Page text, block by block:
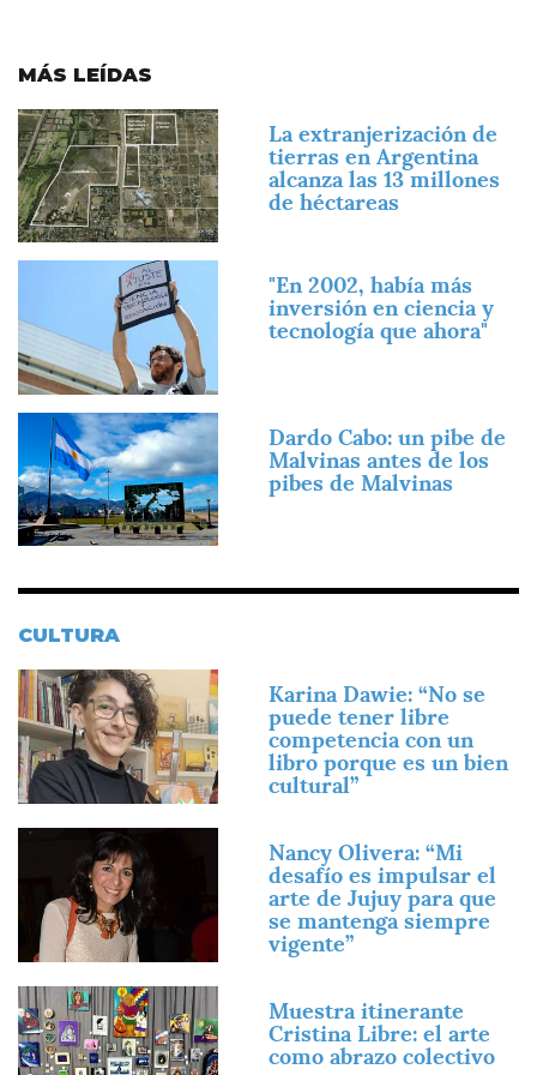
MÁS LEÍDAS
Imagen
La extranjerización de
tierras en Argentina
alcanza las 13 millones
de héctareas
"En 2002, había más
inversión en ciencia y
tecnología que ahora"
Imagen
Dardo Cabo: un pibe de
Malvinas antes de los
pibes de Malvinas
CULTURA
Imagen
Karina Dawie: “No se
puede tener libre
competencia con un
libro porque es un bien
cultural”
Imagen
Nancy Olivera: “Mi
desafío es impulsar el
arte de Jujuy para que
se mantenga siempre
vigente”
Imagen
Muestra itinerante
Cristina Libre: el arte
como abrazo colectivo